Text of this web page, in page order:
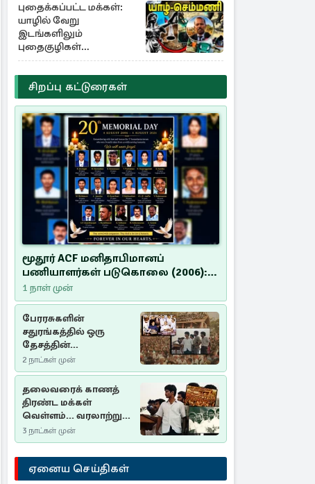
புதைக்கப்பட்ட மக்கள்:
யாழில் வேறு
இடங்களிலும்
புதைகுழிகள்
இருக்கலாம்..!
எழுமாற்றாக அகழ்வு
சிறப்பு கட்டுரைகள்
மூதூர் ACF மனிதாபிமானப்
பணியாளர்கள் படுகொலை (2006):
20 ஆண்டுகளாகியும் நீதி
மறுக்கப்பட்ட மனிதாபிமானப்
பேரவலம்
1 நாள் முன்
பேரரசுகளின்
சதுரங்கத்தில் ஒரு
தேசத்தின்
தீர்க்கதரிசனம் :
சுதுமலை பிரகடனம்
ஒரு வரலாற்றுப் பாடம்
2 நாட்கள் முன்
தலைவரைக் காணத்
திரண்ட மக்கள்
வெள்ளம்... வரலாற்றுச்
சிறப்புமிக்க சுதுமலைப்
பிரகடனம்…
3 நாட்கள் முன்
ஏனைய செய்திகள்